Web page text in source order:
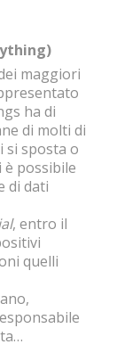
maggiori
ha di
di molti di
si sposta o
è possibile
di dati
, entro il
quelli